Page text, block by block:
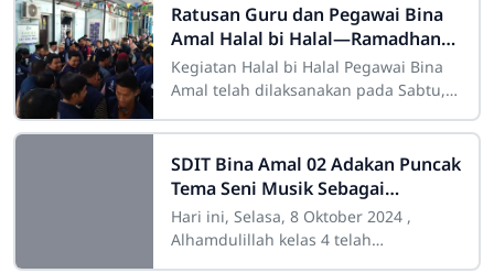
Ratusan Guru dan Pegawai Bina
Amal Halal bi Halal—Ramadhan
Usai, Istiqomah Dimulai
Kegiatan Halal bi Halal Pegawai Bina
Amal telah dilaksanakan pada Sabtu,
lingkungan SDIT & PAUDIT, dengan
diikuti
SDIT Bina Amal 02 Adakan Puncak
Tema Seni Musik Sebagai
Kekayaan Budaya
Hari ini, Selasa, 8 Oktober 2024 ,
Alhamdulillah kelas 4 telah